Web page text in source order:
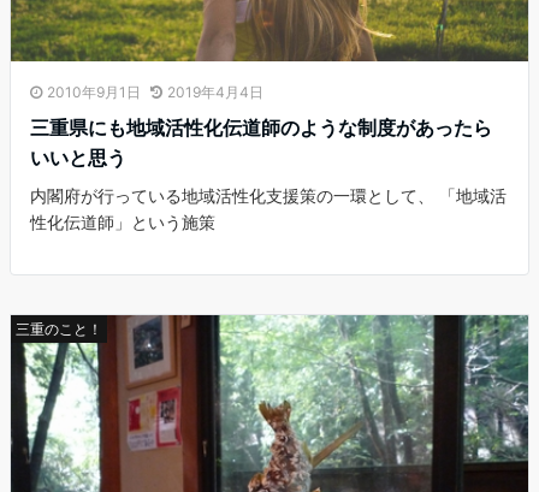
2010年9月1日 2019年4月4日
三重県にも地域活性化伝道師のような制度があったら
いいと思う
内閣府が行っている地域活性化支援策の一環として、 「地域活
性化伝道師」という施策
三重のこと！